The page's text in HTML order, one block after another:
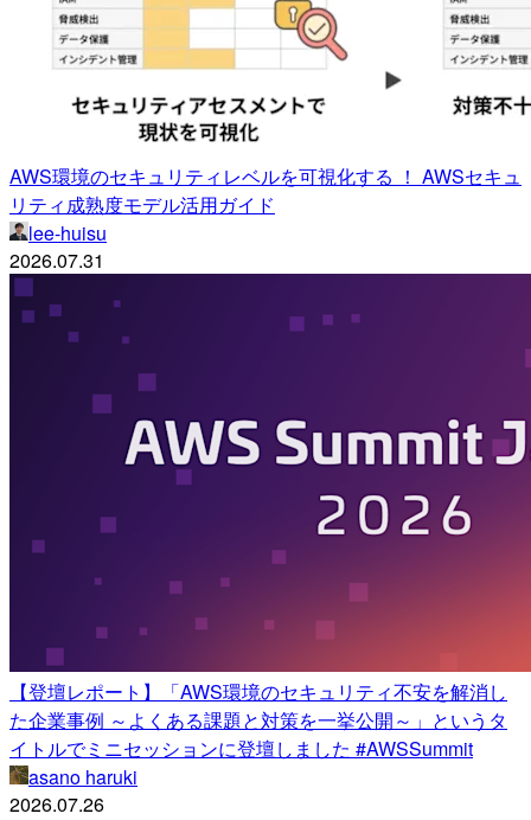
AWS環境のセキュリティレベルを可視化する ！ AWSセキュ
リティ成熟度モデル活用ガイド
lee-huisu
2026.07.31
【登壇レポート】「AWS環境のセキュリティ不安を解消し
た企業事例 ～よくある課題と対策を一挙公開～」というタ
イトルでミニセッションに登壇しました #AWSSummit
asano haruki
2026.07.26